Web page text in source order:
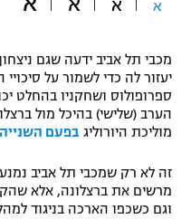
תקנון משתתפים וזוכים
תקנון עבור פעילות
טניס
תנאי שימוש
כדורמים
פוטבול אמריקאי NFL
ספורט אתגרי ואקסטרים
א א
מכבי תל אביב ידעה שגם
יעזור לה כדי לשמור על
ספרופולוס ושחקניו בהחלט
הערב (שלישי) בהיכל מול
מוליכת היורוליג בפעם
מרשים את ברצלונה, אלא
וגם כשכפו הארכה בניגוד